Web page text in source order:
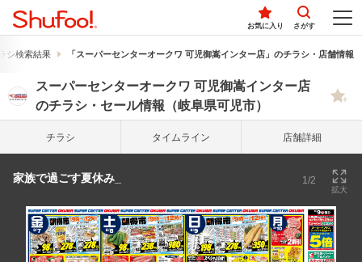
お気に入り さがす
シ検索結果 「スーパーセンターオークワ 可児御嵩インター店」のチラシ・店舗情報
スーパーセンターオークワ 可児御嵩インター店
のチラシ・セール情報（岐阜県可児市）
チラシ タイム ライン 店舗詳細
家族で過ごす夏休み_ 1/2
拡大